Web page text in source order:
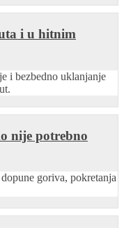
i u hitnim
i bezbedno uklanjanje
nije potrebno
goriva, pokretanja